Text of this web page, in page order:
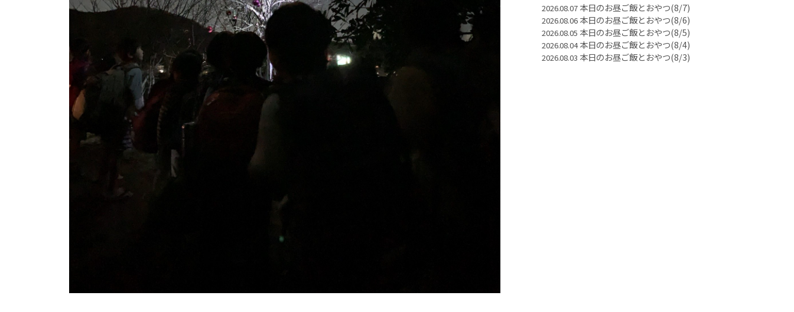
2026.08.07本日のお昼ご飯とおやつ(8/7)
2026.08.06本日のお昼ご飯とおやつ(8/6)
2026.08.05 本日のお昼ご飯とおやつ(8/5)
2026.08.04本日のお昼ご飯とおやつ(8/4)
2026.08.03 本日のお昼ご飯とおやつ(8/3)